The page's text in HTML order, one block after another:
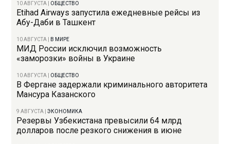
10 АВГУСТА ОБЩЕСТВО
Etihad Airways запустила ежедневные рейсы из
Абу-Даби в Ташкент
10 АВГУСТА В МИРЕ
МИД России исключил возможность
«заморозки» войны в Украине
10 АВГУСТА ОБЩЕСТВО
В Фергане задержали криминального авторитета
Мансура Казанского
9 АВГУСТА |ЭКОНОМИКА
Резервы Узбекистана превысили 64 млрд
долларов после резкого снижения в июне